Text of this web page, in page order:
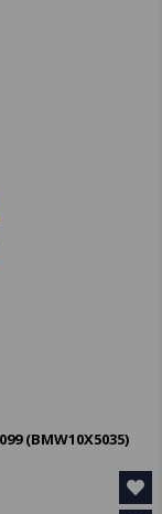
(BMW10X5035)